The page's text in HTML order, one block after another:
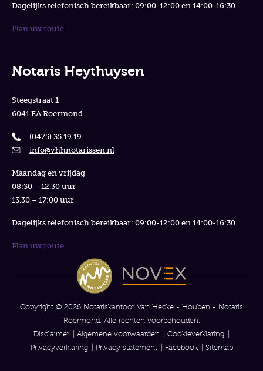
Dagelijks telefonisch bereikbaar: 09:00-12:00 en 14:00-16:30.
Plan uw route
Notaris Heythuysen
Steegstraat 1
6041 EA Roermond
(0475) 35 19 19
info@vhhnotarissen.nl
Maandag en vrijdag
08:30 – 12.30 uur
13.30 – 17:00 uur
Dagelijks telefonisch bereikbaar: 09:00-12:00 en 14:00-16:30.
Plan uw route
Copyright © 2026 Notariskantoor Van Hecke - Houben - Notaris
Roermond. Alle rechten voorbehouden.
Disclaimer
Algemene voorwaarden
Cookieverklaring
Privacyverklaring
Privacy statement Facebook Sitemap